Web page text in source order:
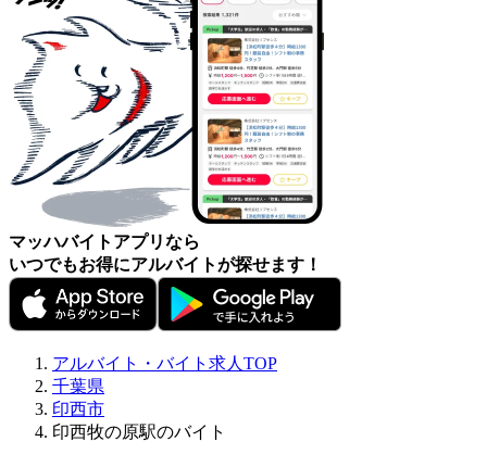
マッハバイトアプリなら
いつでもお得にアルバイトが探せます！
アルバイト・バイト求人TOP
千葉県
印西市
印西牧の原駅のバイト